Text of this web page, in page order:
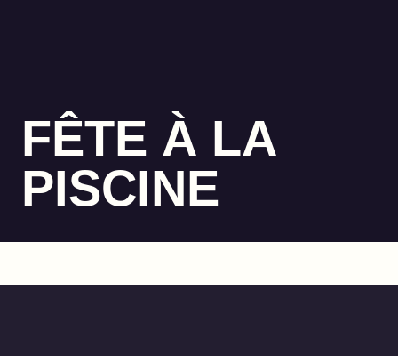
FÊTE À LA
PISCINE